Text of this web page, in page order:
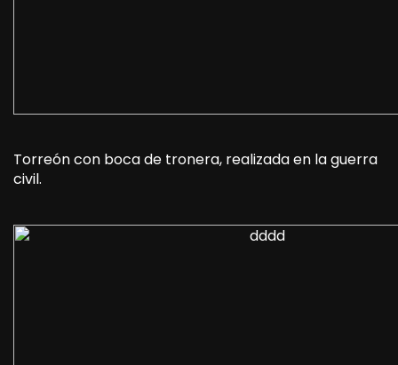
Torreón con boca de tronera, realizada en la guerra
civil.